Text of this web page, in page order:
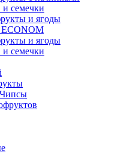
семечки
и ягоды
и ягоды
семечки